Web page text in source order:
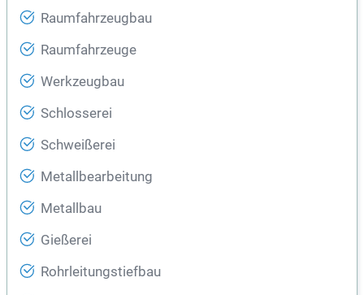
Raumfahrzeugbau
Raumfahrzeuge
Werkzeugbau
Schlosserei
Schweißerei
Metallbearbeitung
Metallbau
Gießerei
Rohrleitungstiefbau